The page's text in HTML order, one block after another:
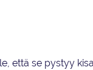
että se pystyy